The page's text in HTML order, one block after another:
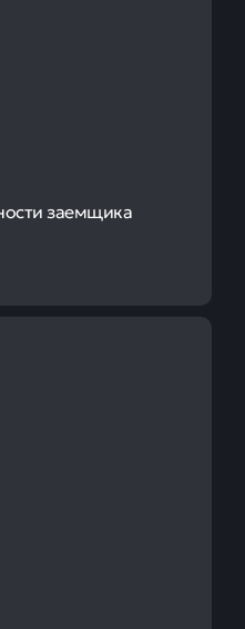
заемщика